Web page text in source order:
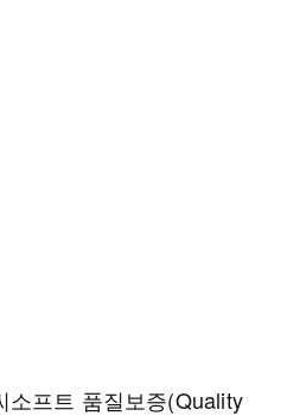
프트 품질보증(Quality